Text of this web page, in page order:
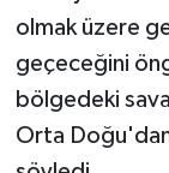
olmak üzere
geçeceğini
bölgedeki
Orta